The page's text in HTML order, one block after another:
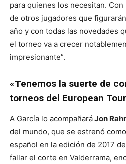
para quienes los necesitan.
de otros jugadores que
año y con todas las novedades
el torneo va a crecer
impresionante”.
«Tenemos la suerte de
torneos del European
A García lo acompañaráJon
del mundo, que se estrenó
español en la edición de 2017
fallar el corte en Valderrama,